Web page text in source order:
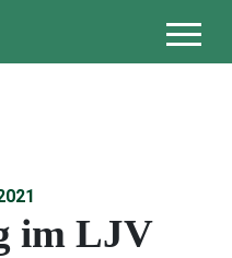
im LJV